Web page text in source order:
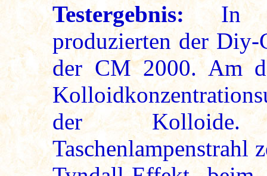
Testergebnis:In
produzierten der
der CM 2000. Am
der Kolloide.
Taschenlampenstrahl